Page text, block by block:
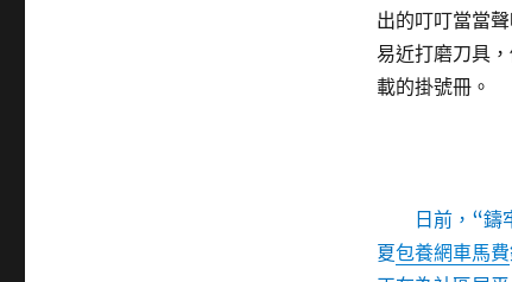
出的叮叮當當
易近打磨刀具
載的掛號冊。
日前，“鑄
夏包養網車馬費